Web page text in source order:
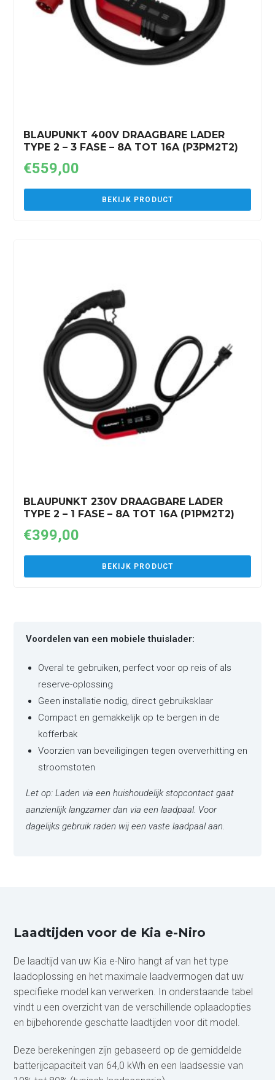
BLAUPUNKT 400V DRAAGBARE LADER
TYPE 2 – 3 FASE – 8A TOT 16A (P3PM2T2)
€559,00
BEKIJK PRODUCT
BLAUPUNKT 230V DRAAGBARE LADER
TYPE 2 – 1 FASE – 8A TOT 16A (P1PM2T2)
€399,00
BEKIJK PRODUCT
Voordelen van een mobiele thuislader:
Overal te gebruiken, perfect voor op reis of als
reserve-oplossing
Geen installatie nodig, direct gebruiksklaar
Compact en gemakkelijk op te bergen in de
kofferbak
Voorzien van beveiligingen tegen oververhitting en
stroomstoten
Let op: Laden via een huishoudelijk stopcontact gaat
aanzienlijk langzamer dan via een laadpaal. Voor
dagelijks gebruik raden wij een vaste laadpaal aan.
Laadtijden voor de Kia e-Niro
De laadtijd van uw Kia e-Niro hangt af van het type
laadoplossing en het maximale laadvermogen dat uw
specifieke model kan verwerken. In onderstaande tabel
vindt u een overzicht van de verschillende oplaadopties
en bijbehorende geschatte laadtijden voor dit model.
Deze berekeningen zijn gebaseerd op de gemiddelde
batterijcapaciteit van 64,0 kWh en een laadsessie van